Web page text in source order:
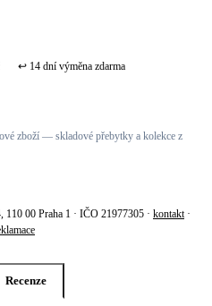
↩ 14 dní výměna zdarma
zboží — skladové přebytky a kolekce z
110 00 Praha 1 · IČO 21977305 · kontakt ·
Recenze